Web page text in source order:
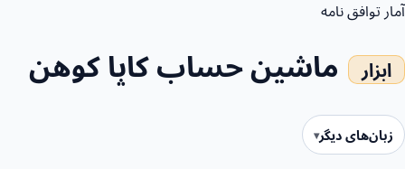
آمار توافق نامه
ماشین حساب کاپا کوهن
زبان‌های دیگر